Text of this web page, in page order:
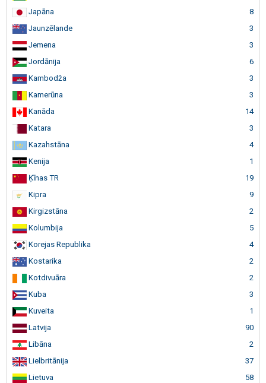
Japāna
8
Jaunzēlande
3
Jemena
3
Jordānija
6
Kambodža
3
Kamerūna
3
Kanāda
14
Katara
3
Kazahstāna
4
Kenija
1
Ķīnas TR
19
Kipra
9
Kirgizstāna
2
Kolumbija
5
Korejas Republika
4
Kostarika
2
Kotdivuāra
2
Kuba
3
Kuveita
1
Latvija
90
Libāna
2
Lielbritānija
37
Lietuva
58